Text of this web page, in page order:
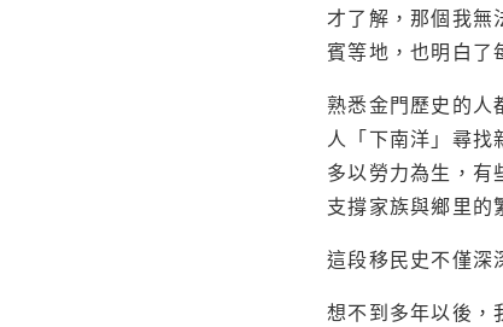
才了解，那個我無
賓等地，也明白了
熟悉金門歷史的人
人「下南洋」尋
多以勞力為生，有
支撐家族與鄉里的
這段移民史不僅
想不到多年以後，